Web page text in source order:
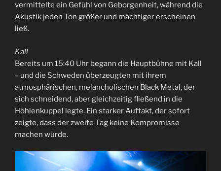
vermittelte ein Gefühl von Geborgenheit, während die
Akustik jeden Ton größer und mächtiger erscheinen
ließ.
Kall
Bereits um 15:40 Uhr begann die Hauptbühne mit Kall
– und die Schweden überzeugten mit ihrem
atmosphärischen, melancholischen Black Metal, der
sich schneidend, aber gleichzeitig fließend in die
Höhlenkuppel legte. Ein starker Auftakt, der sofort
zeigte, dass der zweite Tag keine Kompromisse
machen würde.